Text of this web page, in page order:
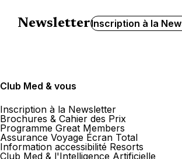
NewsletterInscription à la
Club Med & vous
Inscription à la Newsletter
Brochures & Cahier des Prix
Programme Great Members
Assurance Voyage Écran Total
Information accessibilité Resorts
Club Med & l'Intelligence Artificielle